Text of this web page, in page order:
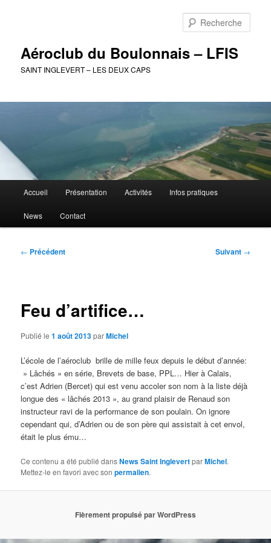
Aéroclub du Boulonnais – LFIS
SAINT INGLEVERT – LES DEUX CAPS
principal
Accueil Présentation Activités Infos pratiques
News Contact
Navigation
← Précédent Suivant →
Feu d’artifice…
Publié le1 août 2013parMichel
L’école de l’aéroclub brille de mille feux depuis le début d’année:
» Lâchés » en série, Brevets de base, PPL… Hier à Calais,
c’est Adrien (Bercet) qui est venu accoler son nom à la liste déjà
longue des « lâchés 2013 », au grand plaisir de Renaud son
instructeur ravi de la performance de son poulain. On ignore
cependant qui, d’Adrien ou de son père qui assistait à cet envol,
était le plus ému…
Ce contenu a été publié dansNews Saint InglevertparMichel.
Mettez-le en favori avec sonpermalien.
Fièrement propulsé par WordPress